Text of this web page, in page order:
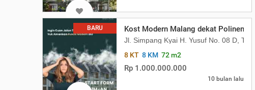
BARU Kost Modern Malang dekat Polinema,
Jl. Simpang Kyai H. Yusuf No. 08 D,
8 KT 8 KM 72 m2
Rp 1.000.000.000
10 bulan lalu